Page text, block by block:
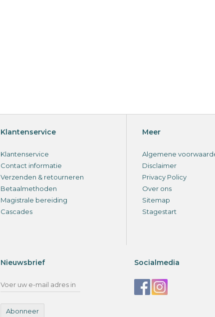
Klantenservice
Klantenservice
Contact informatie
Verzenden & retourneren
Betaalmethoden
Magistrale bereiding
Cascades
Meer
Algemene
Disclaimer
Privacy Policy
Over ons
Sitemap
Stagestart
Nieuwsbrief
Abonneer
Socialmedia